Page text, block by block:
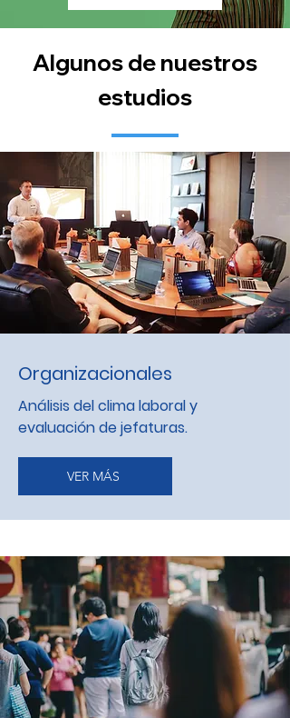
Algunos de nuestros
estudios
Organizacionales
Análisis del clima laboral y
evaluación de jefaturas.
VER MÁS